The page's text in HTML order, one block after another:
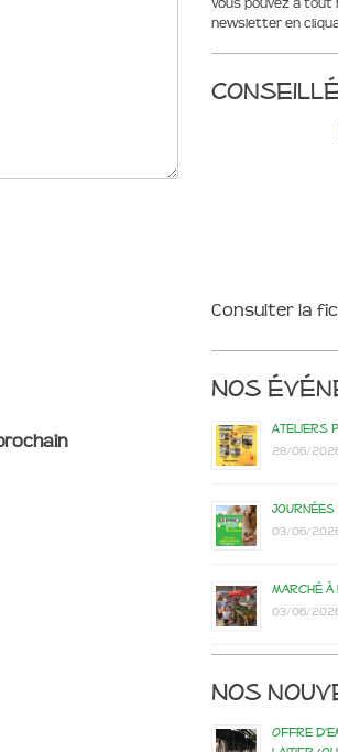
Vous pouvez à tout
newsletter en
Consulter la
Nos
Ateliers
28/06/
Journées
03/06/
Marché à
03/06/
Nos
Offre